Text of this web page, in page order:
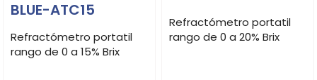
BLUE-ATC15
Refractómetro portatil
rango de 0 a 15% Brix
Refractómetro portatil
rango de 0 a 20% Brix